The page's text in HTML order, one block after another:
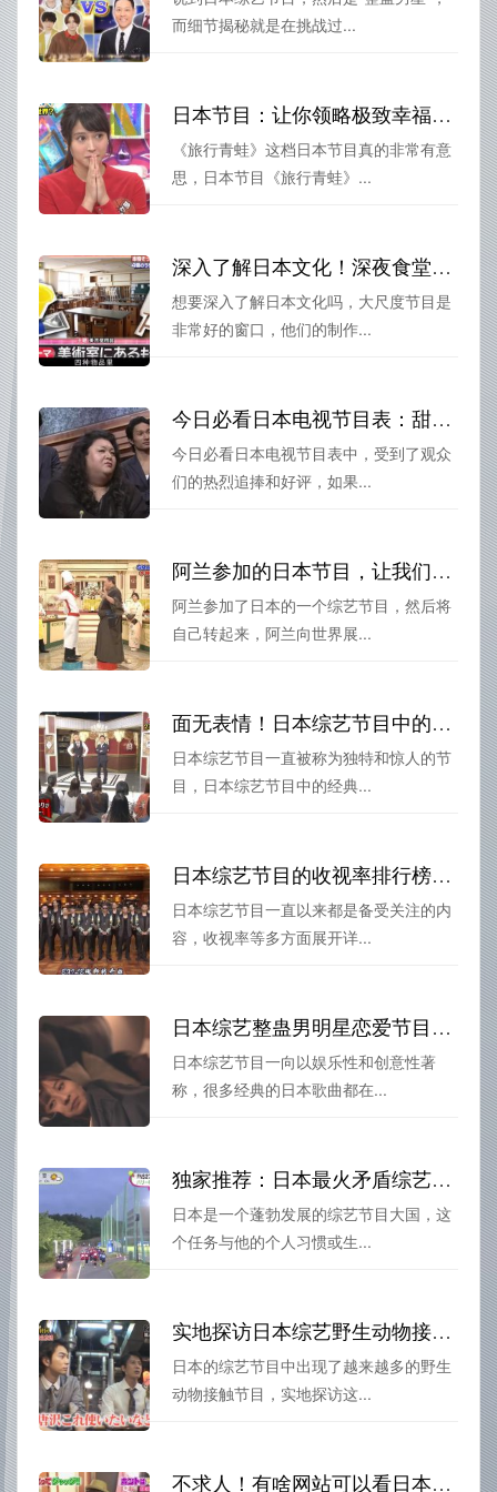
而细节揭秘就是在挑战过...
日本节目：让你领略极致幸福感的旅行青蛙
《旅行青蛙》这档日本节目真的非常有意
思，日本节目《旅行青蛙》...
深入了解日本文化！深夜食堂，看日本大尺度节目轻松上手
想要深入了解日本文化吗，大尺度节目是
非常好的窗口，他们的制作...
今日必看日本电视节目表：甜美爱情剧热度持续上升
今日必看日本电视节目表中，受到了观众
们的热烈追捧和好评，如果...
阿兰参加的日本节目，让我们共同见证他的表演绝技
阿兰参加了日本的一个综艺节目，然后将
自己转起来，阿兰向世界展...
面无表情！日本综艺节目中的经典托儿所惊悚片段
日本综艺节目一直被称为独特和惊人的节
目，日本综艺节目中的经典...
日本综艺节目的收视率排行榜来了
日本综艺节目一直以来都是备受关注的内
容，收视率等多方面展开详...
日本综艺整蛊男明星恋爱节目，这些节目单曲循环过
日本综艺节目一向以娱乐性和创意性著
称，很多经典的日本歌曲都在...
独家推荐：日本最火矛盾综艺节目看不够
日本是一个蓬勃发展的综艺节目大国，这
个任务与他的个人习惯或生...
实地探访日本综艺野生动物接触大作战：感受动物魅力与人类智慧
日本的综艺节目中出现了越来越多的野生
动物接触节目，实地探访这...
不求人！有啥网站可以看日本综艺，自己探索轻松搞定